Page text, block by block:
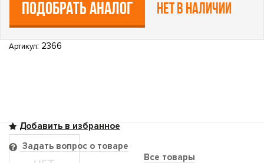
ПОДОБРАТЬ АНАЛОГ Нет в наличии
Артикул: 2366
Все товары
Задать вопрос о товаре